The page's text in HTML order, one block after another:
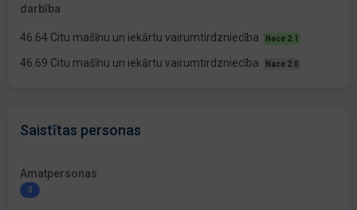
darbība
46.64 Citu mašīnu un iekārtu vairumtirdzniecība Nace 2.1
46.69 Citu mašīnu un iekārtu vairumtirdzniecība Nace 2.0
Saistītas personas
Amatpersonas
3